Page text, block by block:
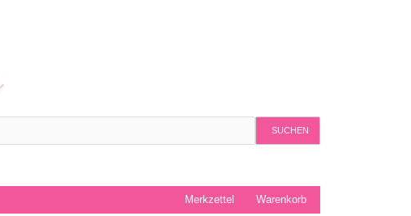
SUCHEN
Warenkorb
Merkzettel